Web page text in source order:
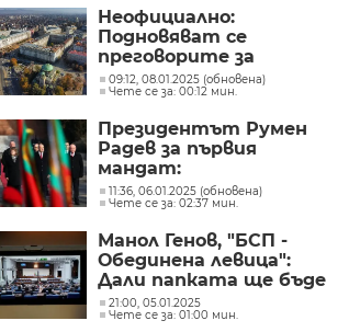
Ще останат ли в
ареста задържаните
младежи за
нападението в...
Неофициално:
Подновяват се
преговорите за
правителство
09:12, 08.01.2025 (обновена)
Чете се за: 00:12 мин.
Президентът Румен
Радев за първия
мандат:
Политическите
партии да спрат да си
играят със съдбата на
хората
11:36, 06.01.2025 (обновена)
Чете се за: 02:37 мин.
Манол Генов, "БСП -
Обединена левица":
Дали папката ще бъде
върната веднага е
решение на ГЕРБ
21:00, 05.01.2025
Чете се за: 01:00 мин.